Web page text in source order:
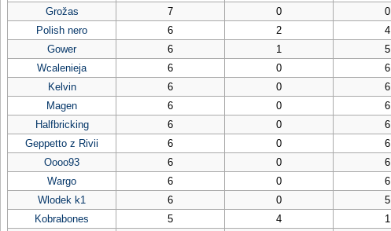
Grožas
7 0 0
Polish nero
6 2 4
Gower
6 1 5
Wcalenieja
6 0 6
Kelvin
6 0 6
Magen
6 0 6
Halfbricking
6 0 6
Geppetto z Rivii
6 0 6
Oooo93
6 0 6
Wargo
6 0 6
Wlodek k1
6 0 5
Kobrabones
5 4 1